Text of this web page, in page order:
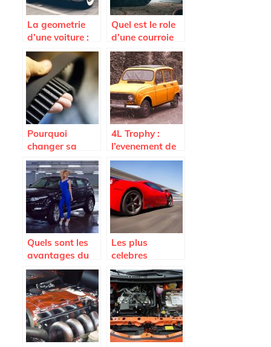
La geometrie
d’une voiture :
quand et
pourquoi la
faire ?
Quel est le role
d’une courroie
d’alternateur
Pourquoi
changer sa
courroie de
distribution
Renault ?
4L Trophy :
l’evenement de
sport auto a ne
pas manquer
Quels sont les
avantages du
Land Rover
Range Rover
Velar Auric
Edition ?
Les plus
celebres
voitures de
legende